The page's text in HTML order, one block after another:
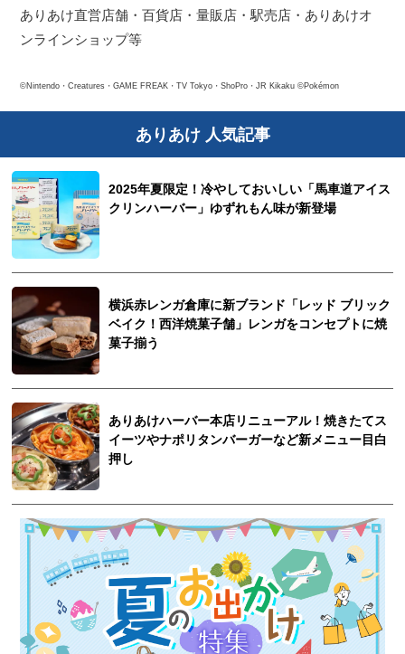
ありあけ直営店舗・百貨店・量販店・駅売店・ありあけオ
ンラインショップ等
©Nintendo・Creatures・GAME FREAK・TV Tokyo・ShoPro・JR Kikaku ©Pokémon
ありあけ 人気記事
2025年夏限定！冷やしておいしい「馬車道アイス
クリンハーバー」ゆずれもん味が新登場
横浜赤レンガ倉庫に新ブランド「レッド ブリック
ベイク！西洋焼菓子舗」レンガをコンセプトに焼
菓子揃う
ありあけハーバー本店リニューアル！焼きたてス
イーツやナポリタンバーガーなど新メニュー目白
押し